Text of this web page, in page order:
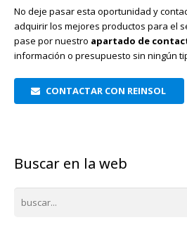
No deje pasar esta oportunidad y
adquirir los mejores productos para el
pase por nuestro apartado de
información o presupuesto sin ningún
CONTACTAR CON REINSOL
Buscar en la web